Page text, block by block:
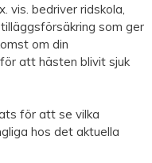
vis. bedriver ridskola,
som ger
om din
att hästen blivit sjuk
för att se vilka
hos det aktuella